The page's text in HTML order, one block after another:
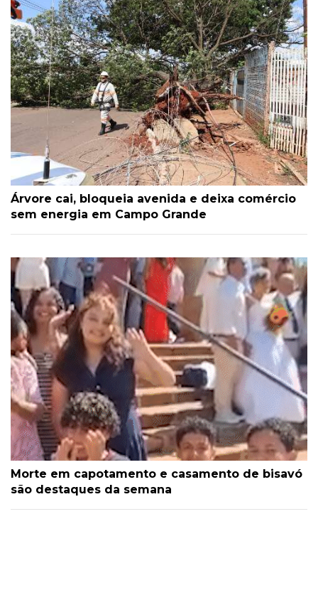
Árvore cai, bloqueia avenida e deixa comércio
sem energia em Campo Grande
Morte em capotamento e casamento de bisavó
são destaques da semana